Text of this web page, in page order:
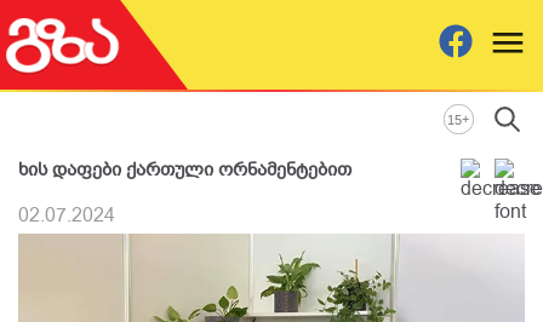
15+
ხის დაფები ქართული ორნამენტებით
02.07.2024